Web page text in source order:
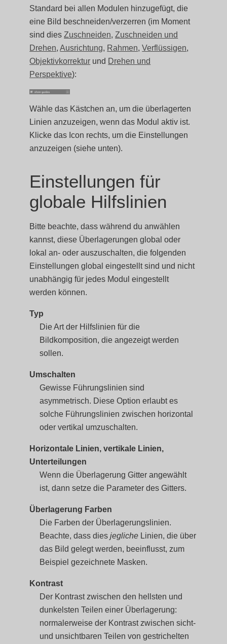
Standard bei allen Modulen hinzugefügt, die
eine Bild beschneiden/verzerren (im Moment
sind diesZuschneiden,Zuschneiden und
Drehen,Ausrichtung, Rahmen,Verflüssigen,
Objektivkorrektur und Drehen und
Perspektive):
Wähle das Kästchen an, um die überlagerten
Linien anzuzeigen, wenn das Modul aktiv ist.
Klicke das Icon rechts, um die Einstellungen
anzuzeigen (siehe unten).
Einstellungen für
globale Hilfslinien
Bitte beachte, dass während du anwählen
kannst, diese Überlagerungen global oder
lokal an- oder auszuschalten, die folgenden
Einstellungen global eingestellt sind und nicht
unabhängig für jedes Modul eingestellt
werden können.
Typ
Die Art der Hilfslinien für die
Bildkomposition, die angezeigt werden
sollen.
Umschalten
Gewisse Führungslinien sind
asymmetrisch. Diese Option erlaubt es
solche Führungslinien zwischen horizontal
oder vertikal umzuschalten.
Horizontale Linien, vertikale Linien,
Unterteilungen
Wenn die Überlagerung Gitter angewählt
ist, dann setze die Parameter des Gitters.
Überlagerung Farben
Die Farben der Überlagerungslinien.
Beachte, dass diesjegliche Linien, die über
das Bild gelegt werden, beeinflusst, zum
Beispiel gezeichnete Masken.
Kontrast
Der Kontrast zwischen den hellsten und
dunkelsten Teilen einer Überlagerung:
normalerweise der Kontrast zwischen sicht-
und unsichtbaren Teilen von gestrichelten